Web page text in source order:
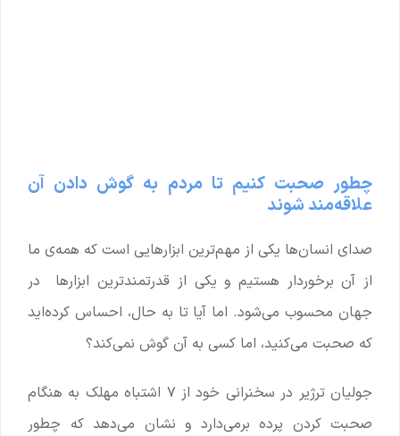
چطور صحبت کنیم تا مردم به گوش دادن آن
علاقه‌مند شوند
صدای انسان‌ها یکی از مهم‌ترین ابزارهایی است که همه‌ی ما
از آن برخوردار هستیم و یکی از قدرتمندترین ابزارها در
جهان محسوب می‌شود. اما آیا تا به حال، احساس کرده‌اید
که صحبت می‌کنید، اما کسی به آن گوش نمی‌کند؟
جولیان ترژیر در سخنرانی خود از ۷ اشتباه مهلک به هنگام
صحبت کردن پرده برمی‌دارد و نشان می‌دهد که چطور